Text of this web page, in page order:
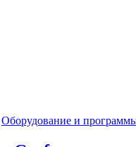
Оборудование и